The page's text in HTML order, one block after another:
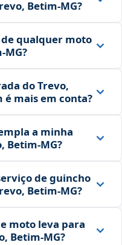
Betim‑MG?
qualquer moto
do Trevo,
é mais em conta?
a minha
Betim‑MG?
de guincho
Betim‑MG?
moto leva para
Betim‑MG?